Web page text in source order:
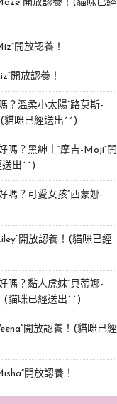
開放認養！(貓咪已經
開放認養！
開放認養！
？溫柔小太陽“路莫斯-
貓咪已經送出^^)
嗎？黑紳士“摩吉-Moji”開
出^^)
嗎？可愛女孩“西蒙娜-
開放認養！(貓咪已經
嗎？黏人虎妹“貝蒂娜-
(貓咪已經送出^^)
開放認養！(貓咪已經
開放認養！